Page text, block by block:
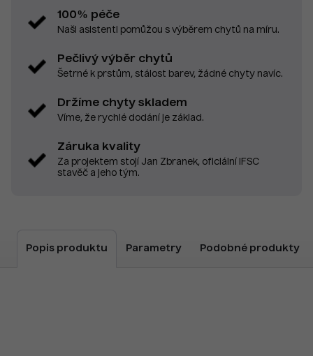
100% péče
Naši asistenti pomůžou s výběrem chytů na míru.
Pečlivý výběr chytů
Šetrné k prstům, stálost barev, žádné chyty navíc.
Držíme chyty skladem
Víme, že rychlé dodání je základ.
Záruka kvality
Za projektem stojí Jan Zbranek, oficiální IFSC
stavěč a jeho tým.
Popis produktu Parametry Podobné produkty